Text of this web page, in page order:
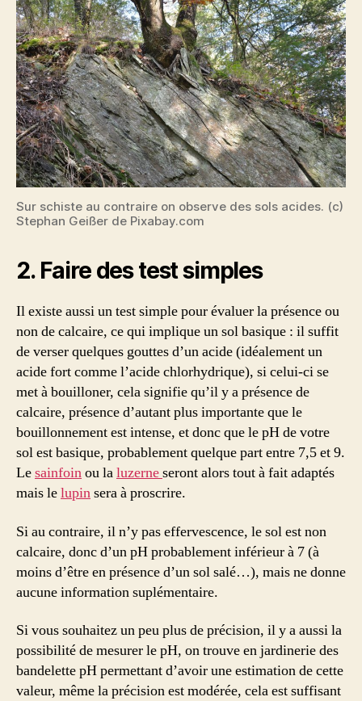
Sur schiste au contraire on observe des sols acides. (c)
Stephan Geißer de Pixabay.com
2. Faire des test simples
Il existe aussi un test simple pour évaluer la présence ou
non de calcaire, ce qui implique un sol basique : il suffit
de verser quelques gouttes d’un acide (idéalement un
acide fort comme l’acide chlorhydrique), si celui-ci se
met à bouilloner, cela signifie qu’il y a présence de
calcaire, présence d’autant plus importante que le
bouillonnement est intense, et donc que le pH de votre
sol est basique, probablement quelque part entre 7,5 et 9.
Lesainfoinou laluzerneseront alors tout à fait adaptés
mais lelupinsera à proscrire.
Si au contraire, il n’y pas effervescence, le sol est non
calcaire, donc d’un pH probablement inférieur à 7 (à
moins d’être en présence d’un sol salé…), mais ne donne
aucune information suplémentaire.
Si vous souhaitez un peu plus de précision, il y a aussi la
possibilité de mesurer le pH, on trouve en jardinerie des
bandelette pH permettant d’avoir une estimation de cette
valeur, même la précision est modérée, cela est suffisant